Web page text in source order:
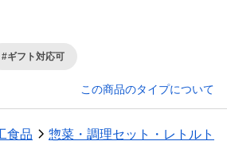
#ギフト対応可
この商品のタイプについて
食品 惣菜・調理セット・レトルト